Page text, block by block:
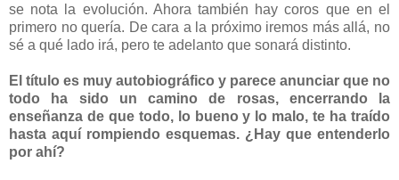
se nota la evolución. Ahora también hay coros que en el
primero no quería. De cara a la próximo iremos más allá, no
sé a qué lado irá, pero te adelanto que sonará distinto.
El título es muy autobiográfico y parece anunciar que no
todo ha sido un camino de rosas, encerrando la
enseñanza de que todo, lo bueno y lo malo, te ha traído
hasta aquí rompiendo esquemas. ¿Hay que entenderlo
por ahí?